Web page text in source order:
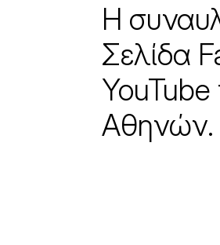
Η
Σελίδα
Αθηνών.